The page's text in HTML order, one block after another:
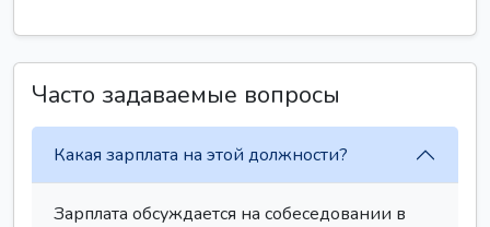
Часто задаваемые вопросы
Какая зарплата на этой должности?
Зарплата обсуждается на собеседовании в